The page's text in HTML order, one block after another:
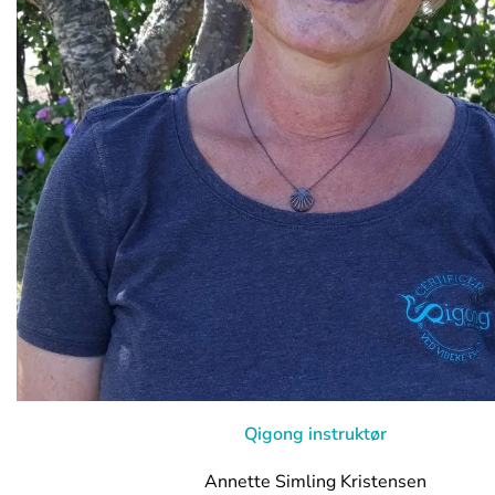
Qigong instruktør
Annette Simling Kristensen